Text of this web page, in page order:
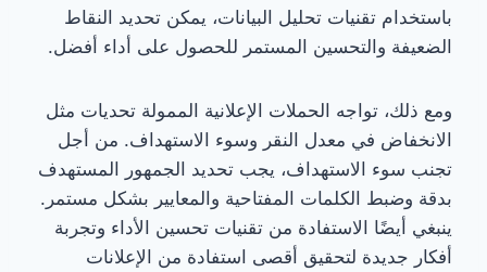
باستخدام تقنيات تحليل البيانات، يمكن تحديد النقاط
الضعيفة والتحسين المستمر للحصول على أداء أفضل.
ومع ذلك، تواجه الحملات الإعلانية الممولة تحديات مثل
الانخفاض في معدل النقر وسوء الاستهداف. من أجل
تجنب سوء الاستهداف، يجب تحديد الجمهور المستهدف
بدقة وضبط الكلمات المفتاحية والمعايير بشكل مستمر.
ينبغي أيضًا الاستفادة من تقنيات تحسين الأداء وتجربة
أفكار جديدة لتحقيق أقصى استفادة من الإعلانات